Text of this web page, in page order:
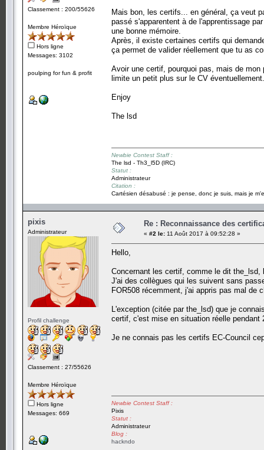
Classement : 200/55626
Membre Héroïque
Hors ligne
Messages: 3102
poulping for fun & profit
Mais bon, les certifs... en général, ça veut
passé s'apparentent à de l'apprentissage
une bonne mémoire.
Après, il existe certaines certifs qui
ça permet de valider réellement que tu as
Avoir une certif, pourquoi pas, mais de
limite un petit plus sur le CV éventuellement.
Enjoy
The lsd
Newbie Contest Staff :
The lsd - Th3_l5D (IRC)
Statut :
Administrateur
Citation :
Cartésien désabusé : je pense, donc je suis, mais je
pixis
Administrateur
Profil challenge
Classement : 27/55626
Membre Héroïque
Hors ligne
Messages: 669
Re : Reconnaissance des
« #2 le: 11 Août 2017 à 09:52:28 »
Hello,
Concernant les certif, comme le dit
J'ai des collègues qui les suivent sans
FOR508 récemment, j'ai appris pas mal de
L'exception (citée par the_lsd) que je
certif, c'est mise en situation réelle
Je ne connais pas les certifs EC-Council
Newbie Contest Staff :
Pixis
Statut :
Administrateur
Blog :
hackndo